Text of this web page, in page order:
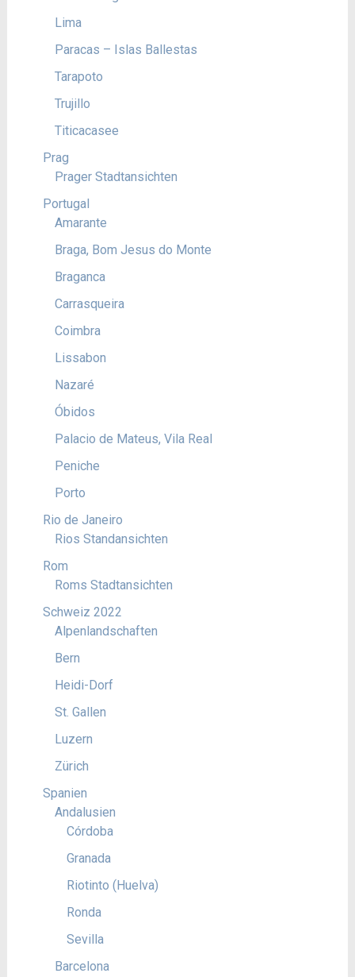
Lima
Paracas – Islas Ballestas
Tarapoto
Trujillo
Titicacasee
Prag
Prager Stadtansichten
Portugal
Amarante
Braga, Bom Jesus do Monte
Braganca
Carrasqueira
Coimbra
Lissabon
Nazaré
Óbidos
Palacio de Mateus, Vila Real
Peniche
Porto
Rio de Janeiro
Rios Standansichten
Rom
Roms Stadtansichten
Schweiz 2022
Alpenlandschaften
Bern
Heidi-Dorf
St. Gallen
Luzern
Zürich
Spanien
Andalusien
Córdoba
Granada
Riotinto (Huelva)
Ronda
Sevilla
Barcelona